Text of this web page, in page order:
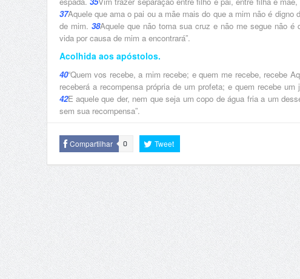
37Aquele que ama o pai ou a mãe mais do que a mim não é
de mim. 38Aquele que não toma sua cruz e não me segue não
vida por causa de mim a encontrará”.
Acolhida aos apóstolos.
40“Quem vos recebe, a mim recebe; e quem me recebe, recebe
receberá a recompensa própria de um profeta; e quem recebe
42E aquele que der, nem que seja um copo de água fria a um
sem sua recompensa”.
Compartilhar 0 Tweet